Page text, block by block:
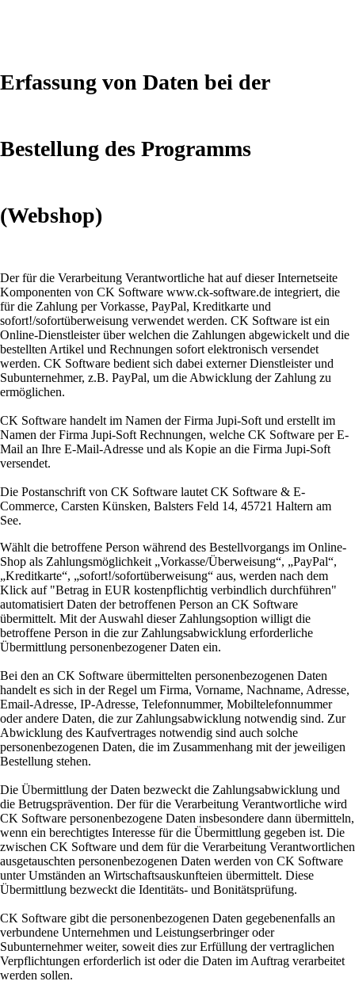
Erfassung von Daten bei der
Bestellung des Programms
(Webshop)
Der für die Verarbeitung Verantwortliche hat auf dieser Internetseite
Komponenten von CK Software www.ck-software.de integriert, die
für die Zahlung per Vorkasse, PayPal, Kreditkarte und
sofort!/sofortüberweisung verwendet werden. CK Software ist ein
Online-Dienstleister über welchen die Zahlungen abgewickelt und die
bestellten Artikel und Rechnungen sofort elektronisch versendet
werden. CK Software bedient sich dabei externer Dienstleister und
Subunternehmer, z.B. PayPal, um die Abwicklung der Zahlung zu
ermöglichen.
CK Software handelt im Namen der Firma Jupi-Soft und erstellt im
Namen der Firma Jupi-Soft Rechnungen, welche CK Software per E-
Mail an Ihre E-Mail-Adresse und als Kopie an die Firma Jupi-Soft
versendet.
Die Postanschrift von CK Software lautet CK Software & E-
Commerce, Carsten Künsken, Balsters Feld 14, 45721 Haltern am
See.
Wählt die betroffene Person während des Bestellvorgangs im Online-
Shop als Zahlungsmöglichkeit „Vorkasse/Überweisung“, „PayPal“,
„Kreditkarte“, „sofort!/sofortüberweisung“ aus, werden nach dem
Klick auf "Betrag in EUR kostenpflichtig verbindlich durchführen"
automatisiert Daten der betroffenen Person an CK Software
übermittelt. Mit der Auswahl dieser Zahlungsoption willigt die
betroffene Person in die zur Zahlungsabwicklung erforderliche
Übermittlung personenbezogener Daten ein.
Bei den an CK Software übermittelten personenbezogenen Daten
handelt es sich in der Regel um Firma, Vorname, Nachname, Adresse,
Email-Adresse, IP-Adresse, Telefonnummer, Mobiltelefonnummer
oder andere Daten, die zur Zahlungsabwicklung notwendig sind. Zur
Abwicklung des Kaufvertrages notwendig sind auch solche
personenbezogenen Daten, die im Zusammenhang mit der jeweiligen
Bestellung stehen.
Die Übermittlung der Daten bezweckt die Zahlungsabwicklung und
die Betrugsprävention. Der für die Verarbeitung Verantwortliche wird
CK Software personenbezogene Daten insbesondere dann übermitteln,
wenn ein berechtigtes Interesse für die Übermittlung gegeben ist. Die
zwischen CK Software und dem für die Verarbeitung Verantwortlichen
ausgetauschten personenbezogenen Daten werden von CK Software
unter Umständen an Wirtschaftsauskunfteien übermittelt. Diese
Übermittlung bezweckt die Identitäts- und Bonitätsprüfung.
CK Software gibt die personenbezogenen Daten gegebenenfalls an
verbundene Unternehmen und Leistungserbringer oder
Subunternehmer weiter, soweit dies zur Erfüllung der vertraglichen
Verpflichtungen erforderlich ist oder die Daten im Auftrag verarbeitet
werden sollen.